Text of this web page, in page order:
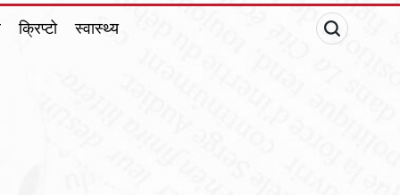
क्रिप्टो स्वास्थ्य